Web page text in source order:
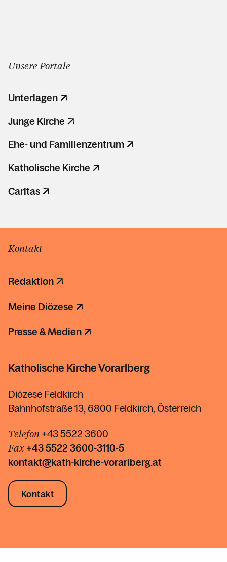
Unsere Portale
Unterlagen
Junge Kirche
Ehe- und Familienzentrum
Katholische Kirche
Caritas
Kontakt
Redaktion
Meine Diözese
Presse & Medien
Katholische Kirche Vorarlberg
Diözese Feldkirch
Bahnhofstraße 13, 6800 Feldkirch, Österreich
Telefon +43 5522 3600
Fax+43 5522 3600-3110-5
kontakt@kath-kirche-vorarlberg.at
Kontakt